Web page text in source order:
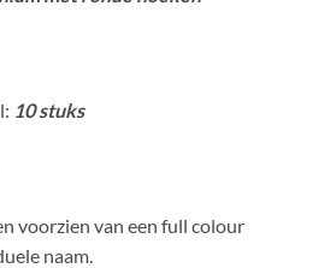
10 stuks
voorzien van een full colour
naam.